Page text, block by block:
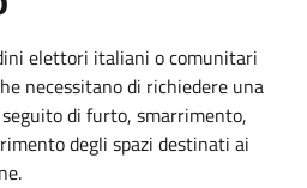
elettori italiani o comunitari
necessitano di richiedere una
di furto, smarrimento,
degli spazi destinati ai